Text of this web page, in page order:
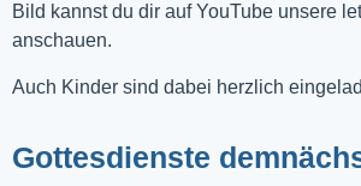
Bild kannst du dir auf YouTube unsere
anschauen.
Auch Kinder sind dabei herzlich
Gottesdienste